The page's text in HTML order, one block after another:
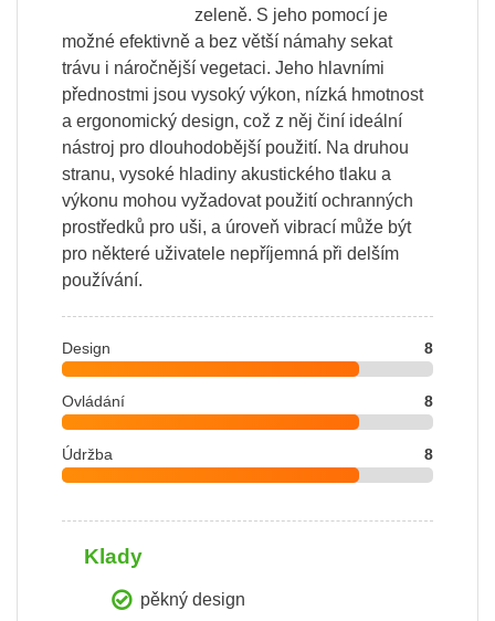
zeleně. S jeho pomocí je
možné efektivně a bez větší námahy sekat
trávu i náročnější vegetaci. Jeho hlavními
přednostmi jsou vysoký výkon, nízká hmotnost
a ergonomický design, což z něj činí ideální
nástroj pro dlouhodobější použití. Na druhou
stranu, vysoké hladiny akustického tlaku a
výkonu mohou vyžadovat použití ochranných
prostředků pro uši, a úroveň vibrací může být
pro některé uživatele nepříjemná při delším
používání.
Design 8
Ovládání 8
Údržba 8
Klady
pěkný design